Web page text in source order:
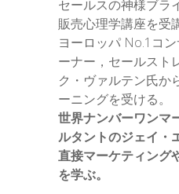
セールスの神様ブラ
販売心理学講座を受講
ヨーロッパ No.1コ
ーナー，セールスト
ク・ヴァルテン氏か
ーニングを受ける。
世界ナンバーワンマ
ルタントのジェイ・
直接マーケティング
を学ぶ。